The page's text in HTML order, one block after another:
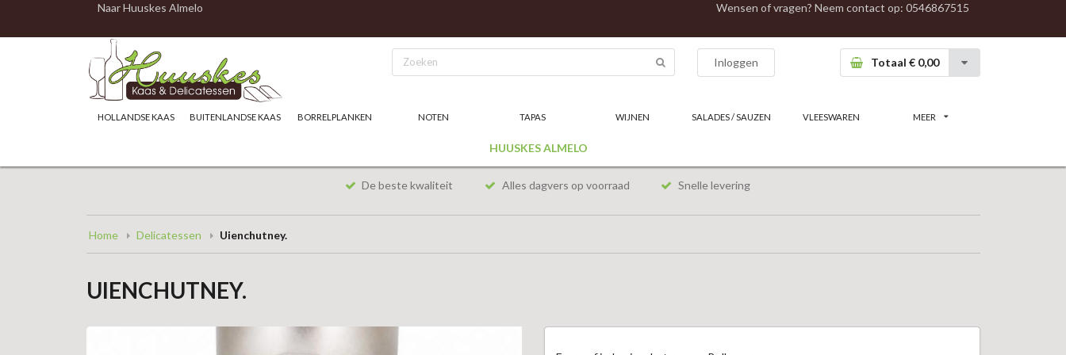
Naar Huuskes Almelo Wensen of vragen? Neem contact op: 0546867515
Inloggen Totaal € 0,00
HOLLANDSE KAAS BUITENLANDSE KAAS BORRELPLANKEN NOTEN TAPAS WIJNEN SALADES / SAUZEN VLEESWAREN MEER
HUUSKES ALMELO
De beste kwaliteit Alles dagvers op voorraad Snelle levering
Home Delicatessen Uienchutney.
UIENCHUTNEY.